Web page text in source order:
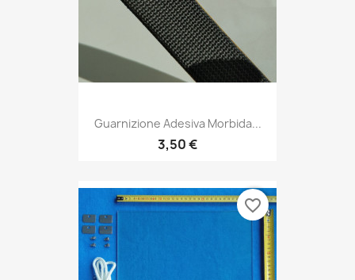
Guarnizione Adesiva Morbida...
3,50 €
favorite_border